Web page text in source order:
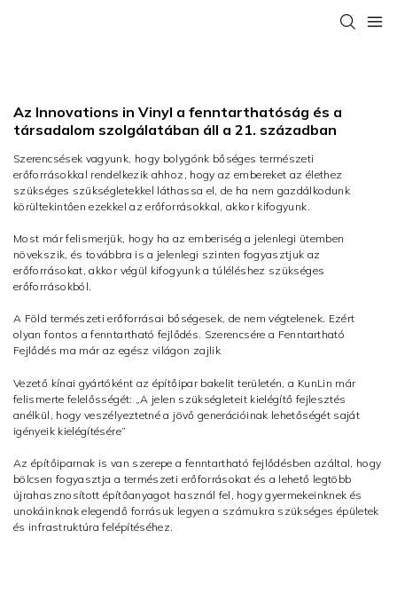
Az Innovations in Vinyl a fenntarthatóság és a
társadalom szolgálatában áll a 21. században
Szerencsések vagyunk, hogy bolygónk bőséges természeti
erőforrásokkal rendelkezik ahhoz, hogy az embereket az élethez
szükséges szükségletekkel láthassa el, de ha nem gazdálkodunk
körültekintően ezekkel az erőforrásokkal, akkor kifogyunk.
Most már felismerjük, hogy ha az emberiség a jelenlegi ütemben
növekszik, és továbbra is a jelenlegi szinten fogyasztjuk az
erőforrásokat, akkor végül kifogyunk a túléléshez szükséges
erőforrásokból.
A Föld természeti erőforrásai bőségesek, de nem végtelenek. Ezért
olyan fontos a fenntartható fejlődés. Szerencsére a Fenntartható
Fejlődés ma már az egész világon zajlik
Vezető kínai gyártóként az építőipar bakelit területén, a KunLin már
felismerte felelősségét: „A jelen szükségleteit kielégítő fejlesztés
anélkül, hogy veszélyeztetné a jövő generációinak lehetőségét saját
igényeik kielégítésére”
Az építőiparnak is van szerepe a fenntartható fejlődésben azáltal, hogy
bölcsen fogyasztja a természeti erőforrásokat és a lehető legtöbb
újrahasznosított építőanyagot használ fel, hogy gyermekeinknek és
unokáinknak elegendő forrásuk legyen a számukra szükséges épületek
és infrastruktúra felépítéséhez.